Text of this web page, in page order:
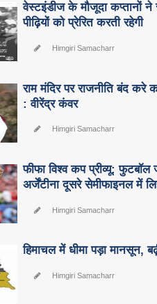
वेस्टइंडीज के मौजूदा कप्तानों ने
पीढ़ियों को प्रेरित करती रहेगी
Himgiri Samacharr
राम मंदिर पर राजनीति बंद करे
: वीरेंद्र कंवर
Himgiri Samacharr
फीफा विश्व कप प्रीव्यू:
अर्जेंटीना दूसरे सेमीफाइनल में
Himgiri Samacharr
हिमाचल में धीमा पड़ा मानसून,
Himgiri Samacharr